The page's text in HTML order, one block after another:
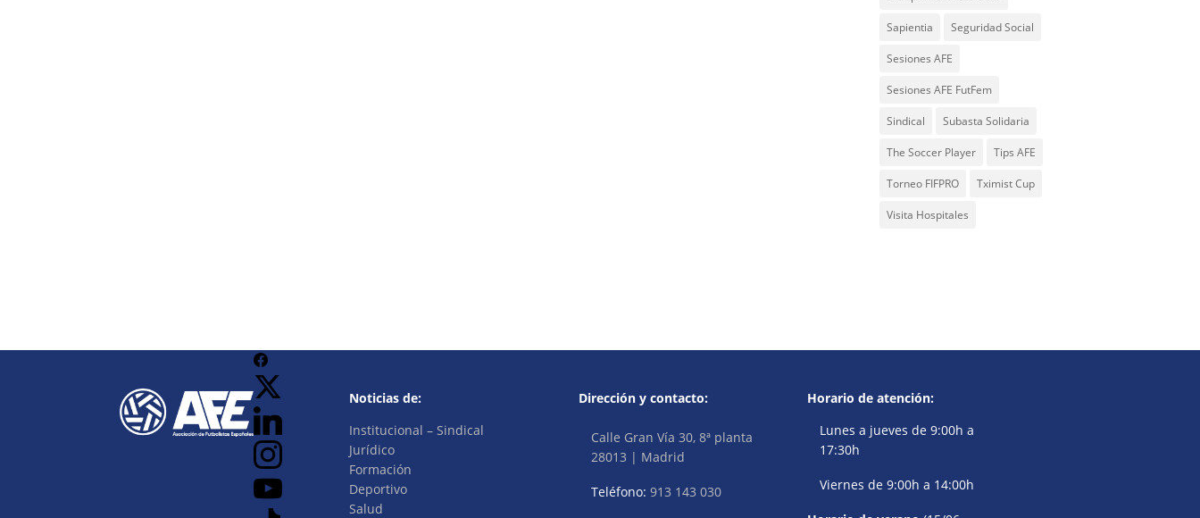
Sapientia Seguridad Social
Sesiones AFE
Sesiones AFE FutFem
Sindical Subasta Solidaria
The Soccer Player Tips AFE
Torneo FIFPRO Tximist Cup
Visita Hospitales
Noticias de:
Institucional – Sindical
Jurídico
Formación
Deportivo
Salud
Dirección y contacto:
Calle Gran Vía 30, 8ª planta
28013 | Madrid
Teléfono: 913 143 030
Horario de atención:
Lunes a jueves de 9:00h a
17:30h
Viernes de 9:00h a 14:00h